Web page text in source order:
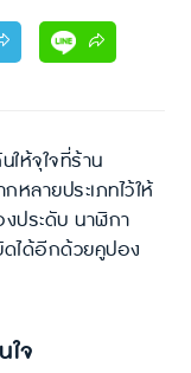
ห้จุใจที่ร้าน
ลายประเภทไว้ให้
ประดับ นาฬิกา
ดได้อีกด้วยคูปอง
จ